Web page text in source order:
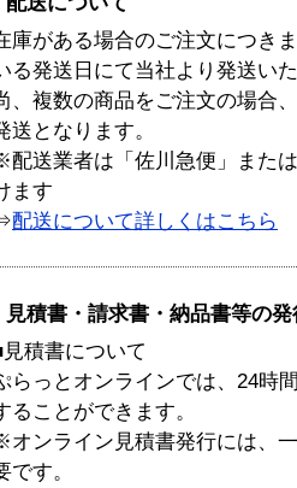
庫がある場合のご注文につき
る発送日にて当社より発送い
、複数の商品をご注文の場合
送となります。
配送業者は「佐川急便」また
ます
配送について詳しくはこちら
見積書・請求書・納品書等の
見積書について
らっとオンラインでは、24時
ることができます。
オンライン見積書発行には、
です。